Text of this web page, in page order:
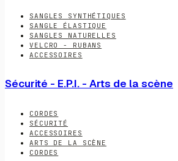
SANGLES SYNTHÉTIQUES
SANGLE ÉLASTIQUE
SANGLES NATURELLES
VELCRO - RUBANS
ACCESSOIRES
Sécurité - E.P.I. - Arts de la scène
CORDES
SÉCURITÉ
ACCESSOIRES
ARTS DE LA SCÈNE
CORDES